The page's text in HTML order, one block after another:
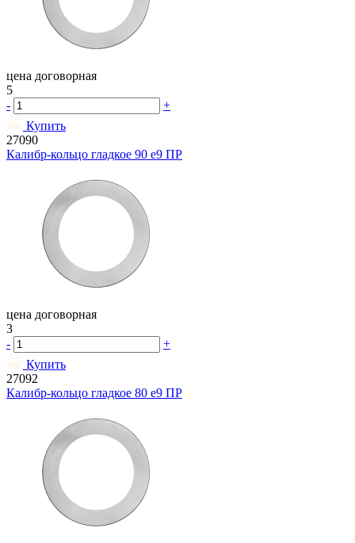
цена договорная
5
-
+
Купить
27090
Калибр-кольцо гладкое 90 e9 ПР
цена договорная
3
-
+
Купить
27092
Калибр-кольцо гладкое 80 e9 ПР